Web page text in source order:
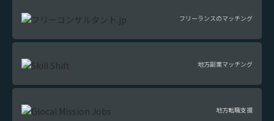
フリーランスのマッチング
地方副業マッチング
地方転職支援